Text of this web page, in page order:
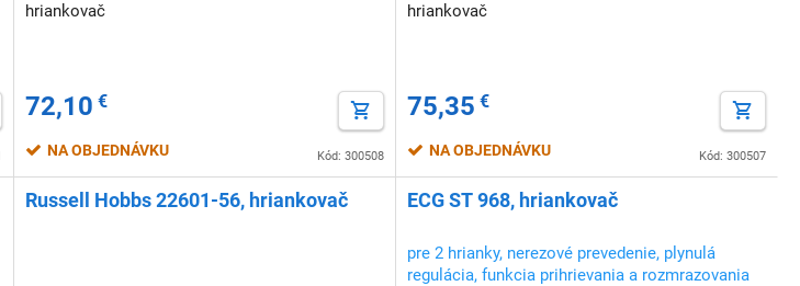
hriankovač
72,10 €
Kód: 300508
NA OBJEDNÁVKU
hriankovač
75,35 €
Kód: 300507
NA OBJEDNÁVKU
Russell Hobbs 22601-56, hriankovač ECG ST 968, hriankovač
pre 2 hrianky, nerezové prevedenie, plynulá
regulácia, funkcia prihrievania a rozmrazovania